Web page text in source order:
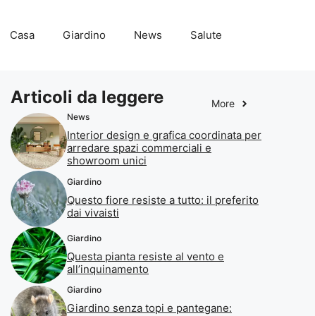
Casa Giardino News Salute
Articoli da leggere More
News
Interior design e grafica coordinata per
arredare spazi commerciali e
showroom unici
Giardino
Questo fiore resiste a tutto: il preferito
dai vivaisti
Giardino
Questa pianta resiste al vento e
all’inquinamento
Giardino
Giardino senza topi e pantegane: